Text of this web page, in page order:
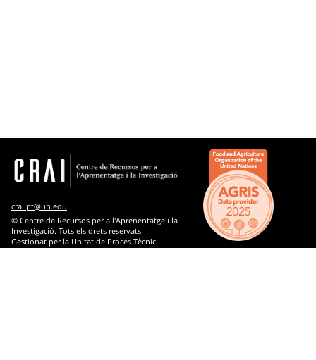
Biologie
Droit
Ethnologie
crai.pt@ub.edu
© Centre de Recursos per a l'Aprenentatge i la
Investigació. Tots els drets reservats
Gestionat per la Unitat de Procés Tècnic